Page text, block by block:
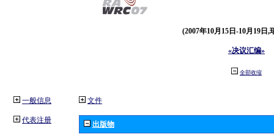
(2007年10月15日-10月19日,
«决议汇编»
全部收缩
一般信息
代表注册
文件
出版物